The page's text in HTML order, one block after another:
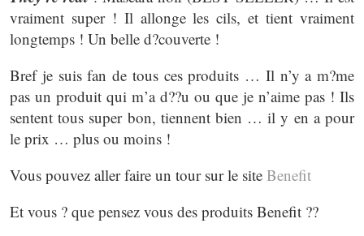
vraiment super ! Il allonge les cils, et tient vraiment
longtemps ! Un belle d?couverte !
Bref je suis fan de tous ces produits … Il n’y a m?me
pas un produit qui m’a d??u ou que je n’aime pas ! Ils
sentent tous super bon, tiennent bien … il y en a pour
le prix … plus ou moins !
Vous pouvez aller faire un tour sur le site Benefit
Et vous ? que pensez vous des produits Benefit ??